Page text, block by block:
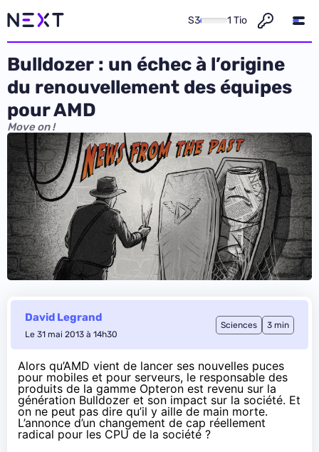
S3 1 Tio
Bulldozer : un échec à l’origine
du renouvellement des équipes
pour AMD
Move on !
David Legrand
Le 31 mai 2013 à 14h30
Sciences 3 min
Alors qu’AMD vient de lancer ses nouvelles puces
pour mobiles et pour serveurs, le responsable des
produits de la gamme Opteron est revenu sur la
génération Bulldozer et son impact sur la société. Et
on ne peut pas dire qu’il y aille de main morte.
L’annonce d’un changement de cap réellement
radical pour les CPU de la société ?